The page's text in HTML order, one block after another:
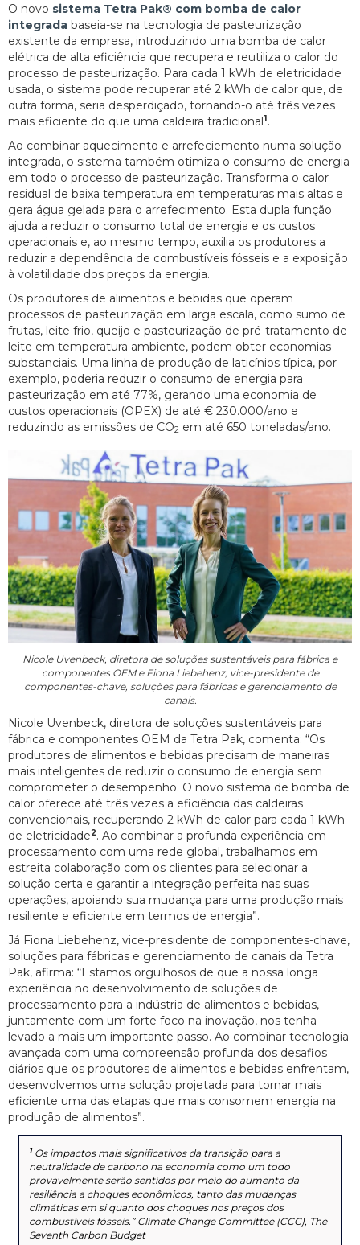
O novo sistema Tetra Pak® com bomba de calor
integrada baseia-se na tecnologia de pasteurização
existente da empresa, introduzindo uma bomba de calor
elétrica de alta eficiência que recupera e reutiliza o calor do
processo de pasteurização. Para cada 1 kWh de eletricidade
usada, o sistema pode recuperar até 2 kWh de calor que, de
outra forma, seria desperdiçado, tornando-o até três vezes
mais eficiente do que uma caldeira tradicional1.
Ao combinar aquecimento e arrefeciemento numa solução
integrada, o sistema também otimiza o consumo de energia
em todo o processo de pasteurização. Transforma o calor
residual de baixa temperatura em temperaturas mais altas e
gera água gelada para o arrefecimento. Esta dupla função
ajuda a reduzir o consumo total de energia e os custos
operacionais e, ao mesmo tempo, auxilia os produtores a
reduzir a dependência de combustíveis fósseis e a exposição
à volatilidade dos preços da energia.
Os produtores de alimentos e bebidas que operam
processos de pasteurização em larga escala, como sumo de
frutas, leite frio, queijo e pasteurização de pré-tratamento de
leite em temperatura ambiente, podem obter economias
substanciais. Uma linha de produção de laticínios típica, por
exemplo, poderia reduzir o consumo de energia para
pasteurização em até 77%, gerando uma economia de
custos operacionais (OPEX) de até € 230.000/ano e
reduzindo as emissões de CO2 em até 650 toneladas/ano.
Nicole Uvenbeck, diretora de soluções sustentáveis para fábrica e
componentes OEM e Fiona Liebehenz, vice-presidente de
componentes-chave, soluções para fábricas e gerenciamento de
canais.
Nicole Uvenbeck, diretora de soluções sustentáveis para
fábrica e componentes OEM da Tetra Pak, comenta: “Os
produtores de alimentos e bebidas precisam de maneiras
mais inteligentes de reduzir o consumo de energia sem
comprometer o desempenho. O novo sistema de bomba de
calor oferece até três vezes a eficiência das caldeiras
convencionais, recuperando 2 kWh de calor para cada 1 kWh
de eletricidade2. Ao combinar a profunda experiência em
processamento com uma rede global, trabalhamos em
estreita colaboração com os clientes para selecionar a
solução certa e garantir a integração perfeita nas suas
operações, apoiando sua mudança para uma produção mais
resiliente e eficiente em termos de energia”.
Já Fiona Liebehenz, vice-presidente de componentes-chave,
soluções para fábricas e gerenciamento de canais da Tetra
Pak, afirma: “Estamos orgulhosos de que a nossa longa
experiência no desenvolvimento de soluções de
processamento para a indústria de alimentos e bebidas,
juntamente com um forte foco na inovação, nos tenha
levado a mais um importante passo. Ao combinar tecnologia
avançada com uma compreensão profunda dos desafios
diários que os produtores de alimentos e bebidas enfrentam,
desenvolvemos uma solução projetada para tornar mais
eficiente uma das etapas que mais consomem energia na
produção de alimentos”.
1Os impactos mais significativos da transição para a
neutralidade de carbono na economia como um todo
provavelmente serão sentidos por meio do aumento da
resiliência a choques econômicos, tanto das mudanças
climáticas em si quanto dos choques nos preços dos
combustíveis fósseis.” Climate Change Committee (CCC), The
Seventh Carbon Budget